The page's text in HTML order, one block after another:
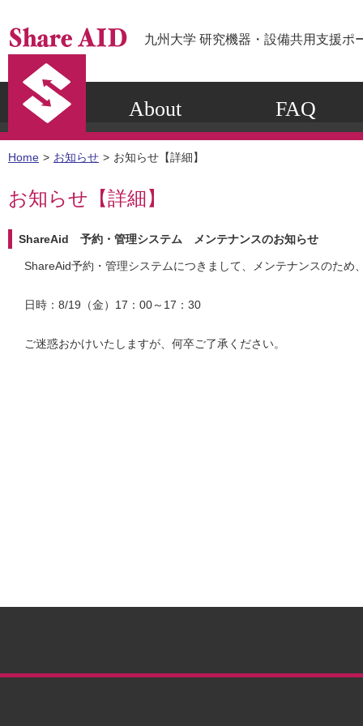
九州大学 研究機器・設備共用支援ポ
About FAQ
Home お知らせ お知らせ【詳細】
お知らせ【詳細】
ShareAid 予約・管理システム メンテナンスのお知らせ
ShareAid予約・管理システムにつきまして、メンテナンスのため
日時：8/19（金）17：00～17：30
ご迷惑おかけいたしますが、何卒ご了承ください。